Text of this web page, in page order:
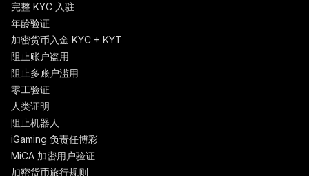
完整 KYC 入驻
年龄验证
加密货币入金 KYC + KYT
阻止账户盗用
阻止多账户滥用
零工验证
人类证明
阻止机器人
iGaming 负责任博彩
MiCA 加密用户验证
加密货币旅行规则